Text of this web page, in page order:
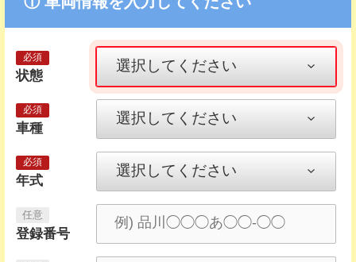
状態
車種
年式
登録番号